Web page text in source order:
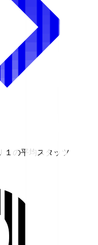
１の平均スタッツ